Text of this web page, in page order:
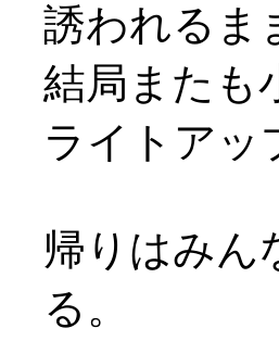
誘われるま
結局またも
ライトアッ
帰りはみん
る。